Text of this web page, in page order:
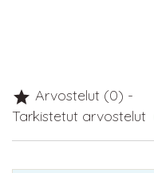
 Arvostelut (0) -
Tarkistetut arvostelut